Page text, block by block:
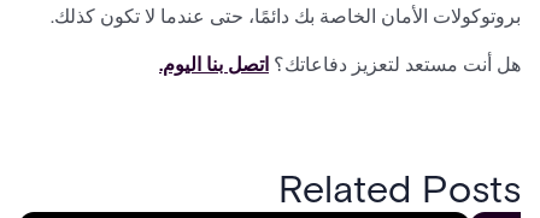
بروتوكولات الأمان الخاصة بك دائمًا، حتى عندما لا تكون كذلك.
هل أنت مستعد لتعزيز دفاعاتك؟ اتصل بنا اليوم.
Related Posts